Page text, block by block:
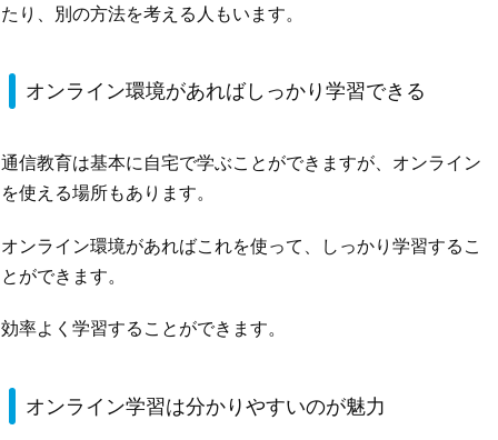
たり、別の方法を考える人もいます。
オンライン環境があればしっかり学習できる
通信教育は基本に自宅で学ぶことができますが、オンライン
を使える場所もあります。
オンライン環境があればこれを使って、しっかり学習するこ
とができます。
効率よく学習することができます。
オンライン学習は分かりやすいのが魅力